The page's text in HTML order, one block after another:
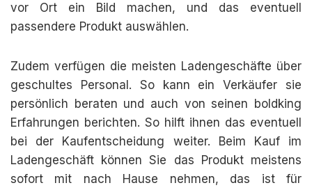
vor Ort ein Bild machen, und das eventuell
passendere Produkt auswählen.
Zudem verfügen die meisten Ladengeschäfte über
geschultes Personal. So kann ein Verkäufer sie
persönlich beraten und auch von seinen boldking
Erfahrungen berichten. So hilft ihnen das eventuell
bei der Kaufentscheidung weiter. Beim Kauf im
Ladengeschäft können Sie das Produkt meistens
sofort mit nach Hause nehmen, das ist für